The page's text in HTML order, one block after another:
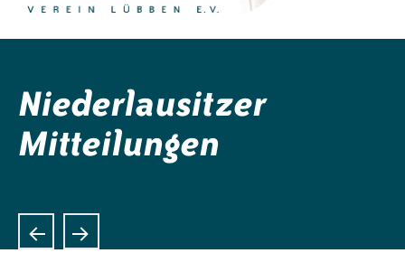
Niederlausitzer
Mitteilungen